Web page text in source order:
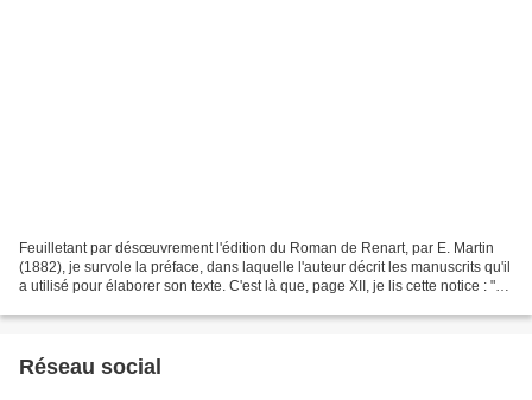
Feuilletant par désœuvrement l'édition du Roman de Renart, par E. Martin
(1882), je survole la préface, dans laquelle l'auteur décrit les manuscrits qu'il
a utilisé pour élaborer son texte. C'est là que, page XII, je lis cette notice : "G,
Réseau social